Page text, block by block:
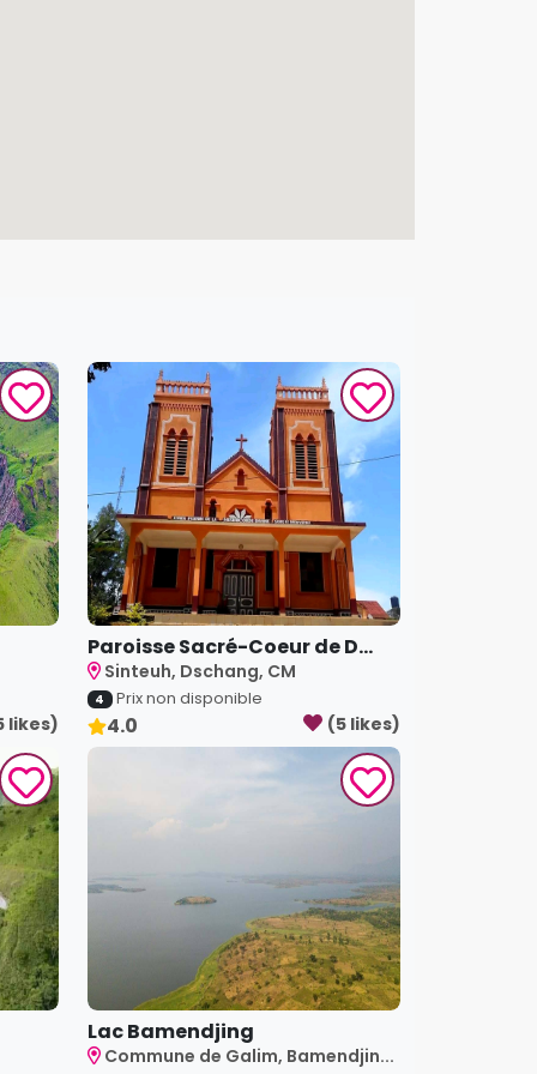
likes)
Paroisse Sacré-Coeur de D...
Sinteuh, Dschang, CM
4 Prix non disponible
4.0 (5 likes)
Lac Bamendjing
Commune de Galim, Bamendjin...